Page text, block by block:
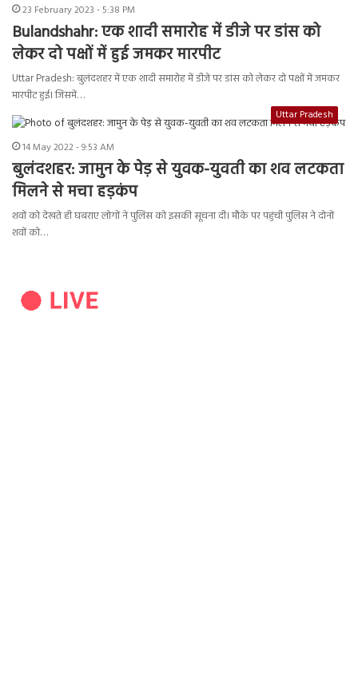
23 February 2023 - 5:38 PM
Bulandshahr: एक शादी समारोह में डीजे पर डांस को
लेकर दो पक्षों में हुई जमकर मारपीट
Uttar Pradesh: बुलंदशहर में एक शादी समारोह में डीजे पर डांस को लेकर दो पक्षों में जमकर
मारपीट हुई। जिसमें…
Uttar Pradesh
14 May 2022 - 9:53 AM
बुलंदशहर: जामुन के पेड़ से युवक-युवती का शव लटकता
मिलने से मचा हड़कंप
शवों को देखते ही घबराए लोगों ने पुलिस को इसकी सूचना दी। मौके पर पहुंची पुलिस ने दोनों
शवों को…